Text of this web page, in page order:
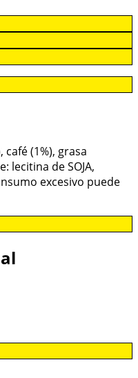
café (1%), grasa
lecitina de SOJA,
excesivo puede